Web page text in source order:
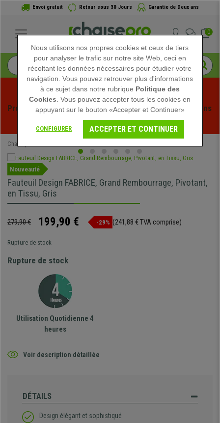
Envoi gratuit Retour sous 30 Jours Garantie de Deux ans
0
Profitez des soldes d'été chez Chaisepro ! Des réductions
exclusives pour une durée limitée - Voir l'offre
Chaisepro
Nouveauté
Fauteuil Design FABRICE, Grand Rembourrage, Pivotant,
en Tissu, Gris
279,90 € 199,90 € -29% (241,88 € TVA comprise)
Rupture de stock
Rupture de stock
Utilisation Quotidienne 4
heures
Voir description détaillée
DÉTAILS
Design élégant et sophistiqué
Nous utilisons nos propres cookies et ceux de tiers
pour analyser le trafic sur notre site Web, ceci en
récoltant les données nécessaires pour étudier votre
navigation. Vous pouvez retrouver plus d'informations
à ce sujet dans notre rubrique Politique des
Cookies . Vous pouvez accepter tous les cookies en
appuyant sur le bouton «Accepter et Continuer»
CONFIGURER ACCEPTER ET CONTINUER